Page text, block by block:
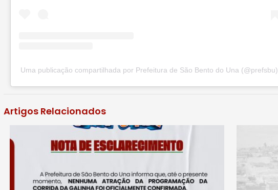
Uma publicação compartilhada por Prefeitura de São Bento do Una (@prefsbu)
Artigos Relacionados